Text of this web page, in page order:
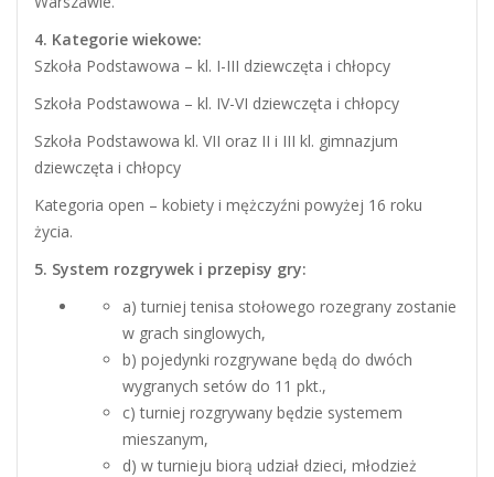
4. Kategorie wiekowe:
Szkoła Podstawowa – kl. I-III dziewczęta i chłopcy
Szkoła Podstawowa – kl. IV-VI dziewczęta i chłopcy
Szkoła Podstawowa kl. VII oraz II i III kl. gimnazjum
dziewczęta i chłopcy
Kategoria open – kobiety i mężczyźni powyżej 16 roku
życia.
5. System rozgrywek i przepisy gry:
a) turniej tenisa stołowego rozegrany zostanie
w grach singlowych,
b) pojedynki rozgrywane będą do dwóch
wygranych setów do 11 pkt.,
c) turniej rozgrywany będzie systemem
mieszanym,
d) w turnieju biorą udział dzieci, młodzież